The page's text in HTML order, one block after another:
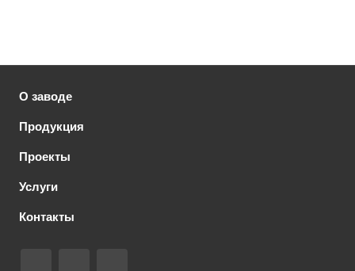
О заводе
Продукция
Проекты
Услуги
Контакты